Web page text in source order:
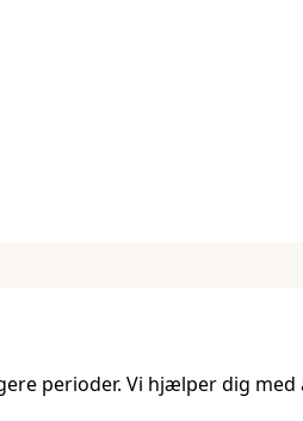
perioder. Vi hjælper dig